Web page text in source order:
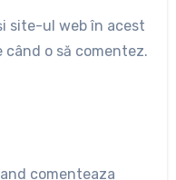
site-ul web în acest
o să comentez.
comenteaza